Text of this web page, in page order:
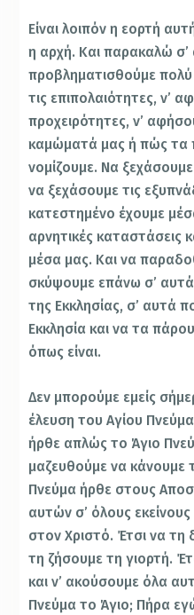
Είναι λοιπόν η εορτή
η αρχή. Και παρακαλώ
προβληματισθούμε
τις επιπολαιότητες, ν’
προχειρότητες, ν’
καμώματά μας ή πώς τα
νομίζουμε. Να
να ξεχάσουμε τις
κατεστημένο έχουμε
αρνητικές καταστάσεις
μέσα μας. Και να
σκύψουμε επάνω σ’
της Εκκλησίας, σ’ αυτά
Εκκλησία και να τα
όπως είναι.
Δεν μπορούμε εμείς
έλευση του Αγίου
ήρθε απλώς το Άγιο
μαζευθούμε να κάνουμε
Πνεύμα ήρθε στους
αυτών σ’ όλους εκείνους
στον Χριστό. Έτσι να τη
τη ζήσουμε τη γιορτή.
και ν’ ακούσουμε όλα
Πνεύμα το Άγιο; Πήρα